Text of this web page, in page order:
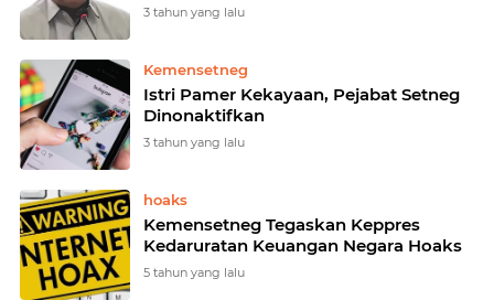
3 tahun yang lalu
Kemensetneg
Istri Pamer Kekayaan, Pejabat Setneg
Dinonaktifkan
3 tahun yang lalu
hoaks
Kemensetneg Tegaskan Keppres
Kedaruratan Keuangan Negara Hoaks
5 tahun yang lalu